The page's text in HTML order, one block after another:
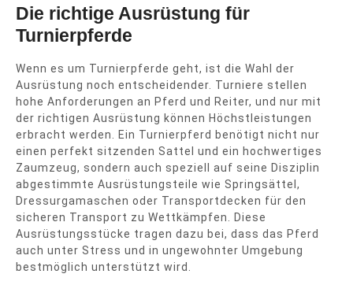
Die richtige Ausrüstung für
Turnierpferde
Wenn es um Turnierpferde geht, ist die Wahl der
Ausrüstung noch entscheidender. Turniere stellen
hohe Anforderungen an Pferd und Reiter, und nur mit
der richtigen Ausrüstung können Höchstleistungen
erbracht werden. Ein Turnierpferd benötigt nicht nur
einen perfekt sitzenden Sattel und ein hochwertiges
Zaumzeug, sondern auch speziell auf seine Disziplin
abgestimmte Ausrüstungsteile wie Springsättel,
Dressurgamaschen oder Transportdecken für den
sicheren Transport zu Wettkämpfen. Diese
Ausrüstungsstücke tragen dazu bei, dass das Pferd
auch unter Stress und in ungewohnter Umgebung
bestmöglich unterstützt wird.